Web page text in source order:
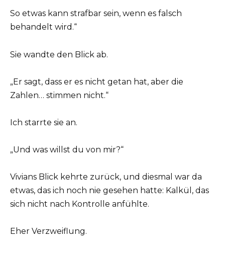
So etwas kann strafbar sein, wenn es falsch
behandelt wird.“
Sie wandte den Blick ab.
„Er sagt, dass er es nicht getan hat, aber die
Zahlen… stimmen nicht.“
Ich starrte sie an.
„Und was willst du von mir?“
Vivians Blick kehrte zurück, und diesmal war da
etwas, das ich noch nie gesehen hatte: Kalkül, das
sich nicht nach Kontrolle anfühlte.
Eher Verzweiflung.